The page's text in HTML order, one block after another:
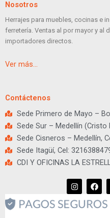
Nosotros
Herrajes para muebles, cocinas e
ferretería. Ventas al por mayor y al
importadores directos.
Ver más…
Contáctenos
Sede Primero de Mayo –
Sede Sur – Medellín (Cristo
Sede Cisneros – Medellín,
Sede Itagüí, Cel:
CDI Y OFICINAS LA
I
n
s
t
F
a
c
e